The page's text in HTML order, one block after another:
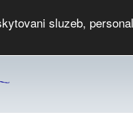
sluzeb,